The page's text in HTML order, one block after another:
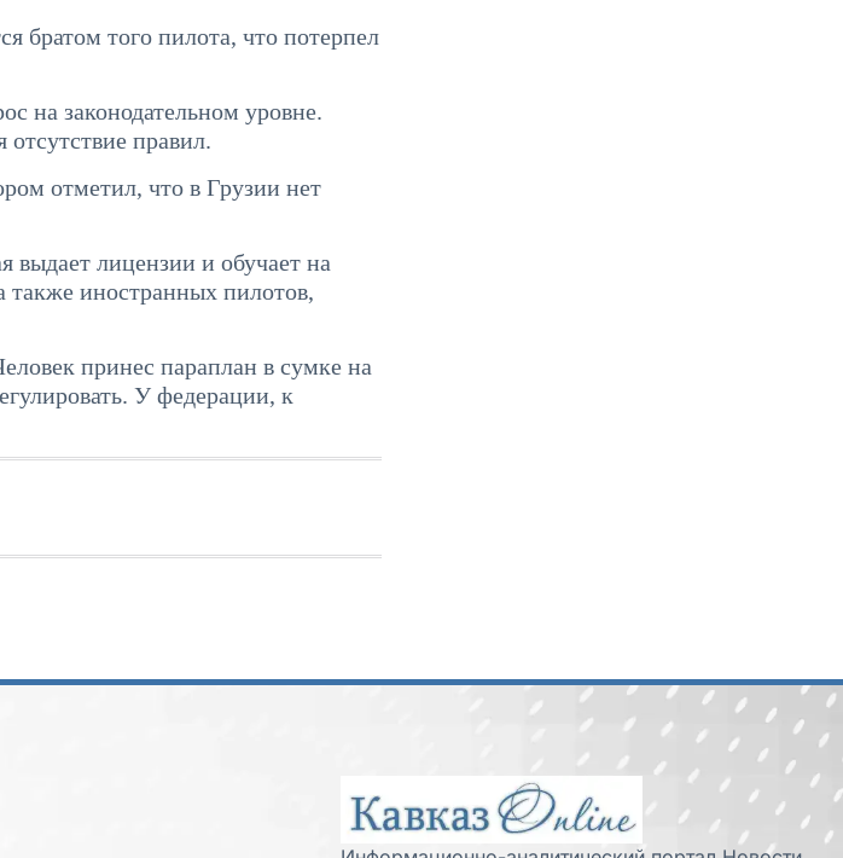
братом того пилота, что потерпел
на законодательном уровне.
правил.
отметил, что в Грузии нет
выдает лицензии и обучает на
также иностранных пилотов,
принес параплан в сумке на
У федерации, к